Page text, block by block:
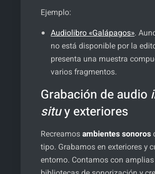
Ejemplo:
Audiolibro «Galápagos».
no está disponible por la
presenta una muestra
varios fragmentos.
Grabación de audio
situy exteriores
Recreamosambientes sonoros
tipo. Grabamos en exteriores y
entorno. Contamos con amplias